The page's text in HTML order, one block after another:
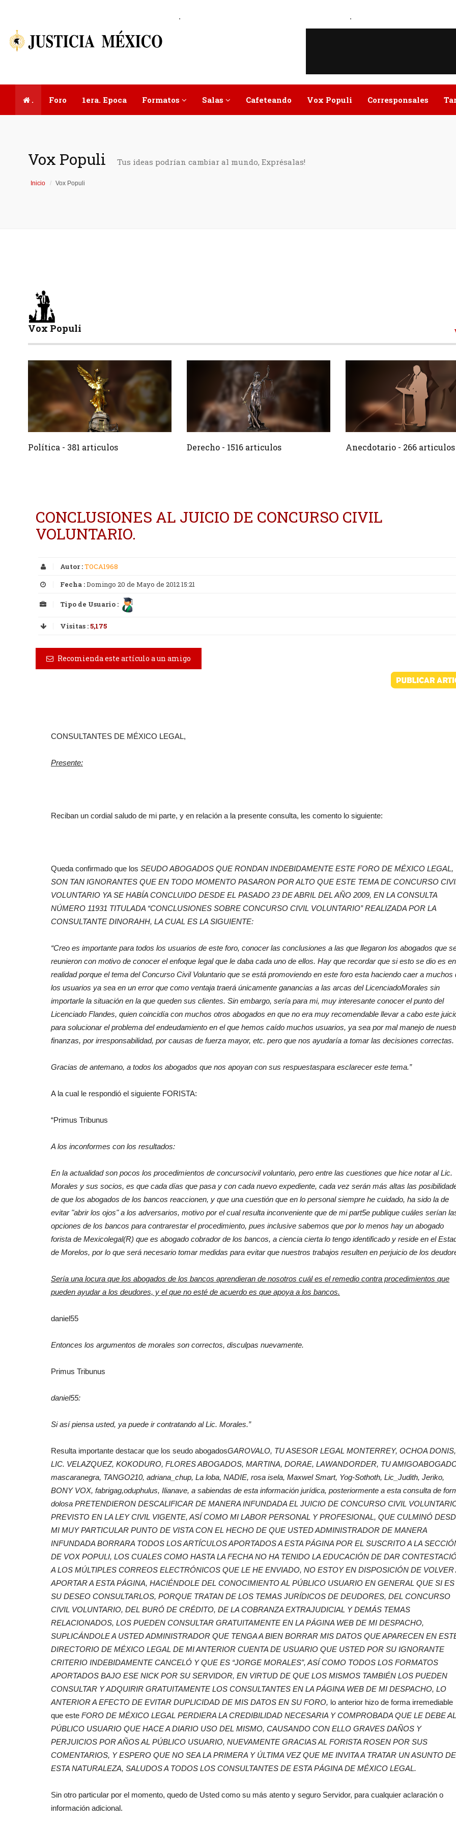
. .
. Foro 1era. Epoca Formatos Salas Cafeteando Vox Populi Corresponsales
Vox Populi Tus ideas podrían cambiar al mundo, Exprésalas!
Inicio Vox Populi
Vox Populi
Crear 381 Articulos
Política - 381 articulos
Crear 1516 Articulos
Derecho - 1516 articulos
Crear 266
Anecdotario - 266 articulos
CONCLUSIONES AL JUICIO DE CONCURSO CIVIL
VOLUNTARIO.
Autor :TOCA1968
Fecha :Domingo 20 de Mayo de 2012 15:21
Tipo de Usuario :
Visitas :5,175
Recomienda este artículo a un amigo
CONSULTANTES DE MÉXICO LEGAL,
Presente:
Reciban un cordial saludo de mi parte, y en relación a la presente consulta, les comento lo siguiente:
Queda confirmado que los SEUDO ABOGADOS QUE RONDAN INDEBIDAMENTE ESTE FORO DE MÉXICO LEGAL,
SON TAN IGNORANTES QUE EN TODO MOMENTO PASARON POR ALTO QUE ESTE TEMA DE CONCURSO
VOLUNTARIO YA SE HABÍA CONCLUIDO DESDE EL PASADO 23 DE ABRIL DEL AÑO 2009, EN LA CONSULTA
NÚMERO 11931 TITULADA “CONCLUSIONES SOBRE CONCURSO CIVIL VOLUNTARIO” REALIZADA POR LA
CONSULTANTE DINORAHH, LA CUAL ES LA SIGUIENTE:
“Creo es importante para todos los usuarios de este foro, conocer las conclusiones a las que llegaron los abogados que
reunieron con motivo de conocer el enfoque legal que le daba cada uno de ellos. Hay que recordar que si esto se dio es en
realidad porque el tema del Concurso Civil Voluntario que se está promoviendo en este foro esta haciendo caer a muchos
los usuarios ya sea en un error que como ventaja traerá únicamente ganancias a las arcas delLicenciadoMorales sin
importarle la situación en la que queden sus clientes. Sin embargo, sería para mi, muy interesante conocer el punto del
Licenciado Flandes, quien coincidía con muchos otros abogados en que no era muy recomendable llevar a cabo este
para solucionar el problema del endeudamiento en el que hemos caído muchos usuarios, ya sea por mal manejo de
finanzas, por irresponsabilidad, por causas de fuerza mayor, etc. pero que nos ayudaría a tomar las decisiones correctas.
Gracias de antemano, a todos los abogados que nos apoyan con sus respuestaspara esclarecer este tema.”
A la cual le respondió el siguiente FORISTA:
“Primus Tribunus
A los inconformes con los resultados:
En la actualidad son pocos los procedimientos de concursocivil voluntario, pero entre las cuestiones que hice notar al Lic.
Morales y sus socios, es que cada días que pasa y con cada nuevo expediente, cada vez serán más altas las
de que los abogados de los bancos reaccionen, y que una cuestión que en lo personal siempre he cuidado, ha sido la de
evitar "abrir los ojos" a los adversarios, motivo por el cual resulta inconveniente que de mi part5e publique cuáles serían
opciones de los bancos para contrarestar el procedimiento, pues inclusive sabemos que por lo menos hay un abogado
forista de Mexicolegal(R) que es abogado cobrador de los bancos, a ciencia cierta lo tengo identificado y reside en el
de Morelos, por lo que será necesario tomar medidas para evitar que nuestros trabajos resulten en perjuicio de los
Sería una locura que los abogados de los bancos aprendieran de nosotros cuál es el remedio contra procedimientos que
pueden ayudar a los deudores, y el que no esté de acuerdo es que apoya a los bancos.
daniel55
Entonces los argumentos de morales son correctos, disculpas nuevamente.
Primus Tribunus
daniel55:
Si así piensa usted, ya puede ir contratando al Lic. Morales.”
Resulta importante destacar que los seudo abogadosGAROVALO, TU ASESOR LEGAL MONTERREY, OCHOA DONIS,
LIC. VELAZQUEZ, KOKODURO, FLORES ABOGADOS, MARTINA, DORAE, LAWANDORDER, TUAMIGO
mascaranegra, TANGO210, adriana_chup, La loba, NADIE, rosa isela, Maxwel Smart, Yog-Sothoth, Lic_Judith, Jeriko,
BONY VOX, fabrigag,oduphulus, Ilianave, a sabiendas de esta información jurídica, posteriormente a esta consulta de
dolosa PRETENDIERON DESCALIFICAR DE MANERA INFUNDADA EL JUICIO DE CONCURSO CIVIL
PREVISTO EN LA LEY CIVIL VIGENTE, ASÍ COMO MI LABOR PERSONAL Y PROFESIONAL, QUE CULMINÓ
MI MUY PARTICULAR PUNTO DE VISTA CON EL HECHO DE QUE USTED ADMINISTRADOR DE MANERA
INFUNDADA BORRARA TODOS LOS ARTÍCULOS APORTADOS A ESTA PÁGINA POR EL SUSCRITO A LA
DE VOX POPULI, LOS CUALES COMO HASTA LA FECHA NO HA TENIDO LA EDUCACIÓN DE DAR
A LOS MÚLTIPLES CORREOS ELECTRÓNICOS QUE LE HE ENVIADO, NO ESTOY EN DISPOSICIÓN DE VOLVER
APORTAR A ESTA PÁGINA, HACIÉNDOLE DEL CONOCIMIENTO AL PÚBLICO USUARIO EN GENERAL QUE SI ES
SU DESEO CONSULTARLOS, PORQUE TRATAN DE LOS TEMAS JURÍDICOS DE DEUDORES, DEL CONCURSO
CIVIL VOLUNTARIO, DEL BURÓ DE CRÉDITO, DE LA COBRANZA EXTRAJUDICIAL Y DEMÁS TEMAS
RELACIONADOS, LOS PUEDEN CONSULTAR GRATUITAMENTE EN LA PÁGINA WEB DE MI DESPACHO,
SUPLICÁNDOLE A USTED ADMINISTRADOR QUE TENGA A BIEN BORRAR MIS DATOS QUE APARECEN EN
DIRECTORIO DE MÉXICO LEGAL DE MI ANTERIOR CUENTA DE USUARIO QUE USTED POR SU IGNORANTE
CRITERIO INDEBIDAMENTE CANCELÓ Y QUE ES “JORGE MORALES”, ASÍ COMO TODOS LOS FORMATOS
APORTADOS BAJO ESE NICK POR SU SERVIDOR, EN VIRTUD DE QUE LOS MISMOS TAMBIÉN LOS PUEDEN
CONSULTAR Y ADQUIRIR GRATUITAMENTE LOS CONSULTANTES EN LA PÁGINA WEB DE MI DESPACHO, LO
ANTERIOR A EFECTO DE EVITAR DUPLICIDAD DE MIS DATOS EN SU FORO, lo anterior hizo de forma irremediable
que este FORO DE MÉXICO LEGAL PERDIERA LA CREDIBILIDAD NECESARIA Y COMPROBADA QUE LE DEBE AL
PÚBLICO USUARIO QUE HACE A DIARIO USO DEL MISMO, CAUSANDO CON ELLO GRAVES DAÑOS Y
PERJUICIOS POR AÑOS AL PÚBLICO USUARIO, NUEVAMENTE GRACIAS AL FORISTA ROSEN POR SUS
COMENTARIOS, Y ESPERO QUE NO SEA LA PRIMERA Y ÚLTIMA VEZ QUE ME INVITA A TRATAR UN ASUNTO DE
ESTA NATURALEZA, SALUDOS A TODOS LOS CONSULTANTES DE ESTA PÁGINA DE MÉXICO LEGAL.
Sin otro particular por el momento, quedo de Usted como su más atento y seguro Servidor, para cualquier aclaración o
información adicional.